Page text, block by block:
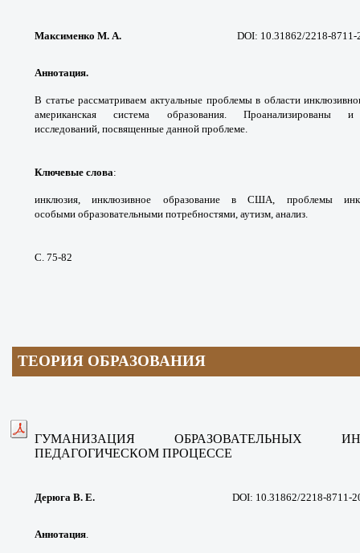
Максименко М. А. DOI: 10.31862/2218-8711-
Аннотация.
В статье рассматриваем актуальные проблемы в области
американскаясистема образования.
исследований, посвященные данной проблеме.
Ключевые слова:
инклюзия, инклюзивное образование в США, проблемы
особыми образовательными потребностями, аутизм, анализ.
С. 75-82
ТЕОРИЯ ОБРАЗОВАНИЯ
ГУМАНИЗАЦИЯ ОБРАЗОВАТЕЛЬНЫХ
ПЕДАГОГИЧЕСКОМ ПРОЦЕССЕ
Дерюга В. Е. DOI: 10.31862/2218-8711-
Аннотация.